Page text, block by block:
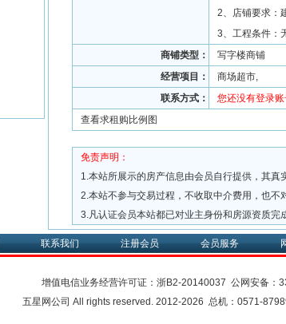
2、店铺要求：
3、工程条件：
商铺类型：
写字楼商铺
经营项目：
商场超市,
联系方式：
您还没有登录
查看求租购比例图
免责声明：
1.本站所展示的房产信息由会员自行提供，其真
2.本站不参与交易过程，不收取中介费用，也不
3.凡认证会员本站都已对业主身份和房源资质完
联系我们 注册会员 会员服务
增值电信业务经营许可证： 浙B2-20140037 公网安备：
五星网公司 All rights reserved. 2012-2026 总机：0571-